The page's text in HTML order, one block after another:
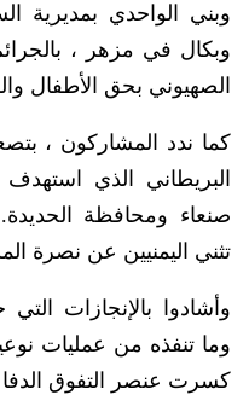
وبني الواحدي بمديرية
وبكال في مزهر ،
الصهيوني بحق الأطفال
كما ندد المشاركون ،
البريطاني الذي
صنعاء ومحافظة
تثني اليمنيين عن نصرة
وأشادوا بالإنجازات
وما تنفذه من عمليات
كسرت عنصر التفوق